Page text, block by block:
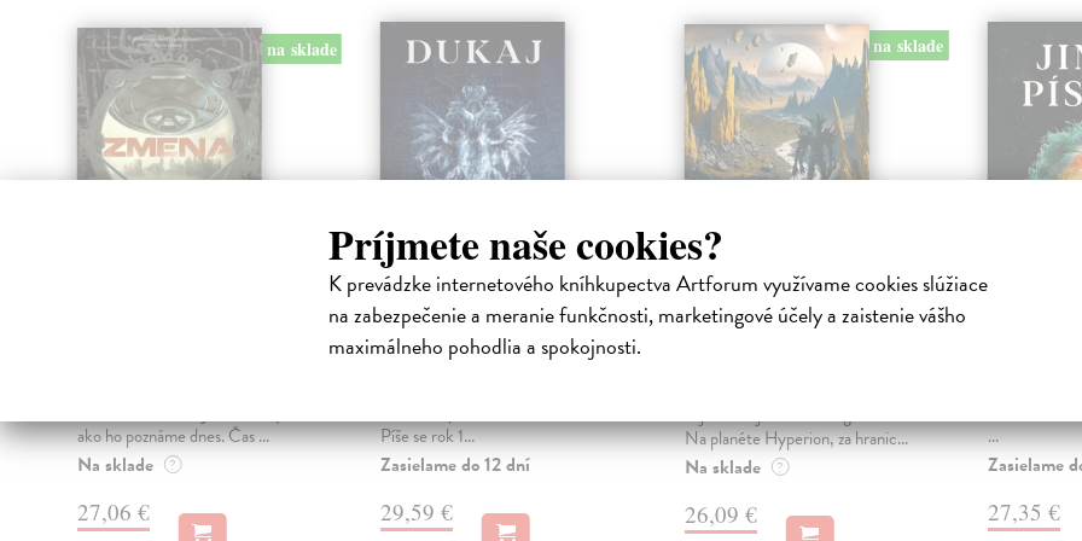
Príjmete naše cookies?
K prevádzke internetového kníhkupectva Artforum využívame cookies slúžiace
na zabezpečenie a meranie funkčnosti, marketingové účely a zaistenie vášho
maximálneho pohodlia a spokojnosti.
na sklade
ako ho poznáme dnes. Čas ...
Na sklade ?
27,06 €
Led
Dukaj Jacek| Kniha
Dobrodružné putování po
Píše se rok 1...
Zasielame do 12 dní
29,59 €
na sklade
Hyperion (slovenské
vydanie)
Na planéte Hyperion, za hranic...
Na sklade ?
26,09 €
...
Zasielame
27,35 €